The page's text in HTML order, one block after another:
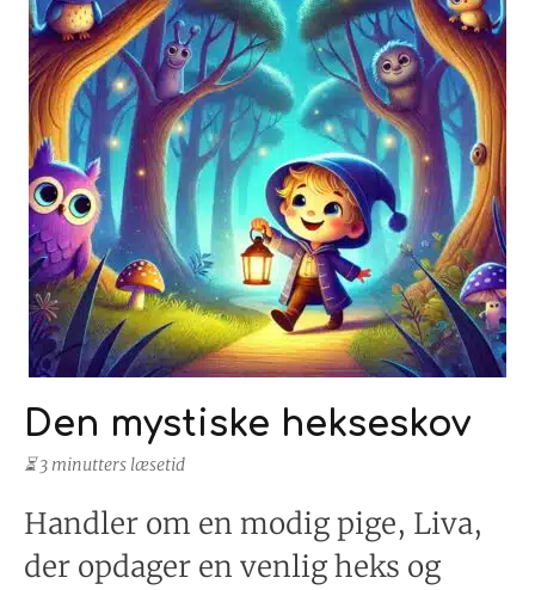
Den mystiske hekseskov
⏳ 3 minutters læsetid
Handler om en modig pige, Liva,
der opdager en venlig heks og